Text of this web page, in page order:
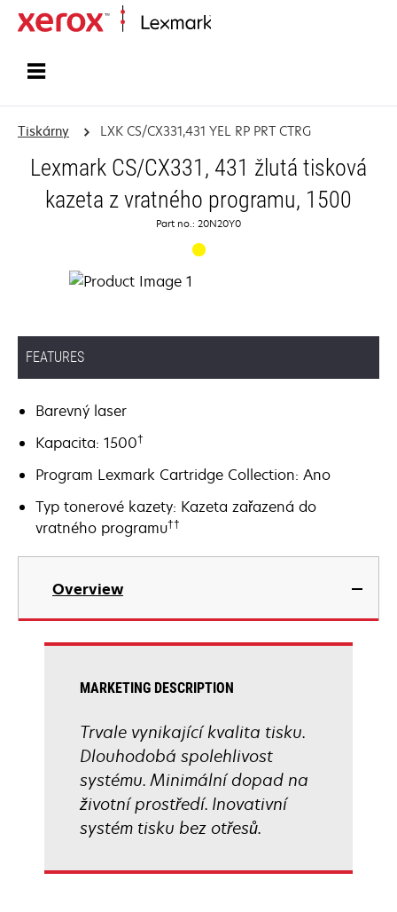
Tiskárny LXK CS/CX331,431 YEL RP PRT CTRG
Lexmark CS/CX331, 431 žlutá tisková
kazeta z vratného programu, 1500
Part no.: 20N20Y0
FEATURES
Barevný laser
Kapacita: 1500†
Program Lexmark Cartridge Collection: Ano
Typ tonerové kazety: Kazeta zařazená do
vratného programu††
Overview
MARKETING DESCRIPTION
Trvale vynikající kvalita tisku.
Dlouhodobá spolehlivost
systému. Minimální dopad na
životní prostředí. Inovativní
systém tisku bez otřesů.